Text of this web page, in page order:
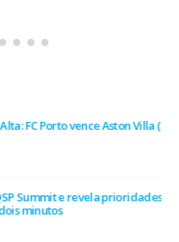
FC Porto vence Aston Villa (2-
Summit e revela prioridades
minutos